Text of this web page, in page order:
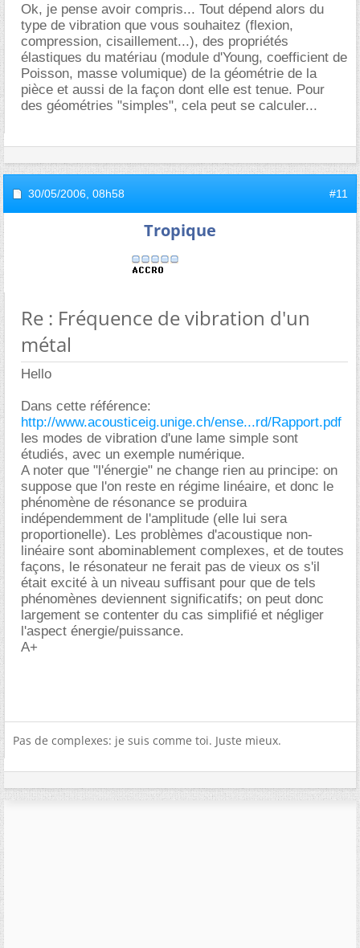
Ok, je pense avoir compris... Tout dépend alors du
type de vibration que vous souhaitez (flexion,
compression, cisaillement...), des propriétés
élastiques du matériau (module d'Young, coefficient de
Poisson, masse volumique) de la géométrie de la
pièce et aussi de la façon dont elle est tenue. Pour
des géométries "simples", cela peut se calculer...
30/05/2006, 08h58 #11
Tropique
Re : Fréquence de vibration d'un
métal
Hello
Dans cette référence:
http://www.acousticeig.unige.ch/ense...rd/Rapport.pdf
les modes de vibration d'une lame simple sont
étudiés, avec un exemple numérique.
A noter que "l'énergie" ne change rien au principe: on
suppose que l'on reste en régime linéaire, et donc le
phénomène de résonance se produira
indépendemment de l'amplitude (elle lui sera
proportionelle). Les problèmes d'acoustique non-
linéaire sont abominablement complexes, et de toutes
façons, le résonateur ne ferait pas de vieux os s'il
était excité à un niveau suffisant pour que de tels
phénomènes deviennent significatifs; on peut donc
largement se contenter du cas simplifié et négliger
l'aspect énergie/puissance.
A+
Pas de complexes: je suis comme toi. Juste mieux.